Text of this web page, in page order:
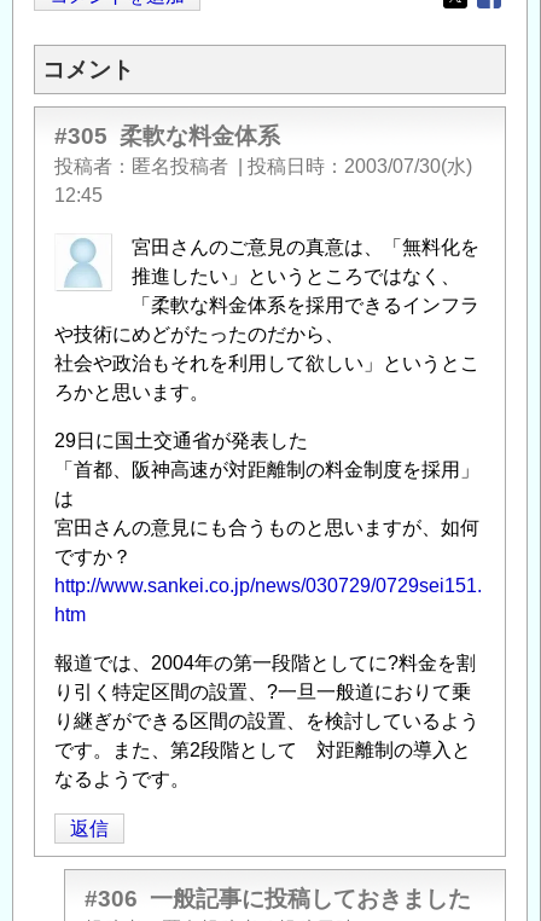
Opens in
コメント
#305 柔軟な料金体系
投稿者 匿名投稿者 投稿日時
2003/07/30(水)
12:45
宮田さんのご意見の真意は、「無料化を
推進したい」というところではなく、
「柔軟な料金体系を採用できるインフラ
や技術にめどがたったのだから、
社会や政治もそれを利用して欲しい」というとこ
ろかと思います。
29日に国土交通省が発表した
「首都、阪神高速が対距離制の料金制度を採用」
は
宮田さんの意見にも合うものと思いますが、如何
ですか？
http://www.sankei.co.jp/news/030729/0729sei151.
htm
報道では、2004年の第一段階としてに?料金を割
り引く特定区間の設置、?一旦一般道におりて乗
り継ぎができる区間の設置、を検討しているよう
です。また、第2段階として 対距離制の導入と
なるようです。
返信
#306 一般記事に投稿しておきました